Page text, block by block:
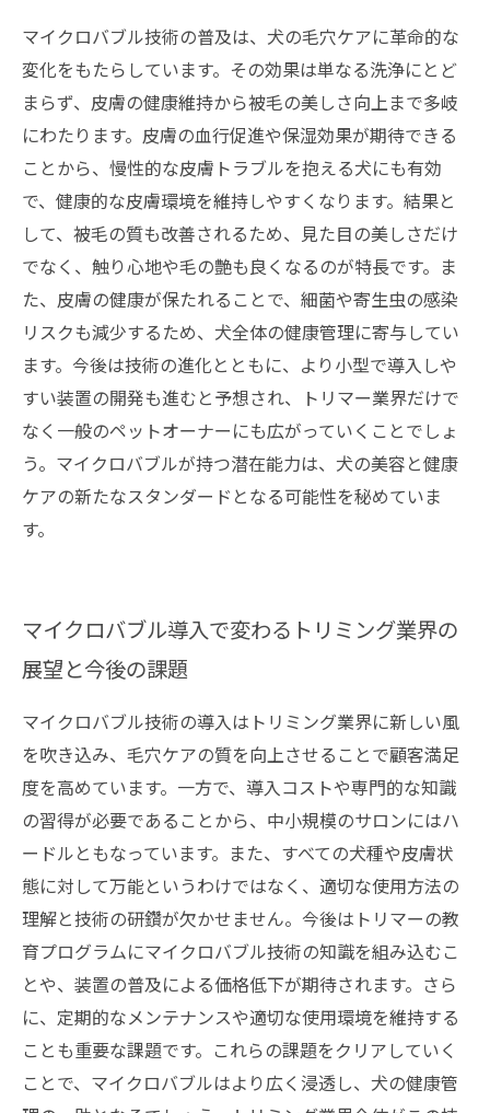
マイクロバブル技術の普及は、犬の毛穴ケアに革命的な
変化をもたらしています。その効果は単なる洗浄にとど
まらず、皮膚の健康維持から被毛の美しさ向上まで多岐
にわたります。皮膚の血行促進や保湿効果が期待できる
ことから、慢性的な皮膚トラブルを抱える犬にも有効
で、健康的な皮膚環境を維持しやすくなります。結果と
して、被毛の質も改善されるため、見た目の美しさだけ
でなく、触り心地や毛の艶も良くなるのが特長です。ま
た、皮膚の健康が保たれることで、細菌や寄生虫の感染
リスクも減少するため、犬全体の健康管理に寄与してい
ます。今後は技術の進化とともに、より小型で導入しや
すい装置の開発も進むと予想され、トリマー業界だけで
なく一般のペットオーナーにも広がっていくことでしょ
う。マイクロバブルが持つ潜在能力は、犬の美容と健康
ケアの新たなスタンダードとなる可能性を秘めていま
す。
マイクロバブル導入で変わるトリミング業界の
展望と今後の課題
マイクロバブル技術の導入はトリミング業界に新しい風
を吹き込み、毛穴ケアの質を向上させることで顧客満足
度を高めています。一方で、導入コストや専門的な知識
の習得が必要であることから、中小規模のサロンにはハ
ードルともなっています。また、すべての犬種や皮膚状
態に対して万能というわけではなく、適切な使用方法の
理解と技術の研鑽が欠かせません。今後はトリマーの教
育プログラムにマイクロバブル技術の知識を組み込むこ
とや、装置の普及による価格低下が期待されます。さら
に、定期的なメンテナンスや適切な使用環境を維持する
ことも重要な課題です。これらの課題をクリアしていく
ことで、マイクロバブルはより広く浸透し、犬の健康管